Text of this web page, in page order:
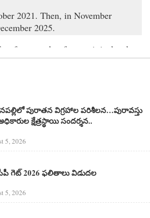
2021. Then, in November
2025.
for many but for me, it is deeply
day 🙏
(@AksUnik)December 20,
పురాతన విగ్రహాల పరిశీలన…పురావస్తు
క్షేత్రస్థాయి సందర్శన..
5, 2026
గెట్ 2026 ఫలితాలు విడుదల
5, 2026